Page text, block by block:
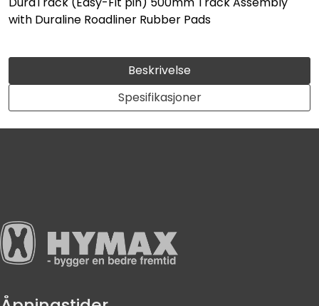
with Duraline Roadliner Rubber Pads
Beskrivelse
Spesifikasjoner